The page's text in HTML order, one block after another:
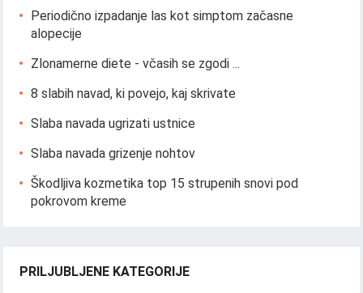
Periodično izpadanje las kot simptom začasne
alopecije
Zlonamerne diete - včasih se zgodi ...
8 slabih navad, ki povejo, kaj skrivate
Slaba navada ugrizati ustnice
Slaba navada grizenje nohtov
Škodljiva kozmetika top 15 strupenih snovi pod
pokrovom kreme
PRILJUBLJENE KATEGORIJE